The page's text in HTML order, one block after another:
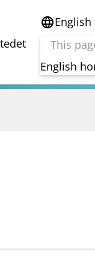
languageEnglish
This
English